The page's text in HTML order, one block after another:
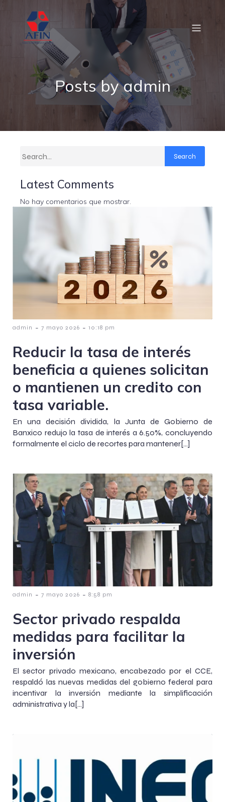
Posts byadmin
Search
Latest Comments
No hay comentarios que mostrar.
admin - 7 mayo 2026 - 10:18 pm
Reducir la tasa de interés
beneficia a quienes solicitan
o mantienen un credito con
tasa variable.
En una decisión dividida, la Junta de Gobierno de
Banxico redujo la tasa de interés a 6.50%, concluyendo
formalmente el ciclo de recortes para mantener[…]
admin - 7 mayo 2026 - 8:58 pm
Sector privado respalda
medidas para facilitar la
inversión
El sector privado mexicano, encabezado por el CCE,
respaldó las nuevas medidas del gobierno federal para
incentivar la inversión mediante la simplificación
administrativa y la[…]